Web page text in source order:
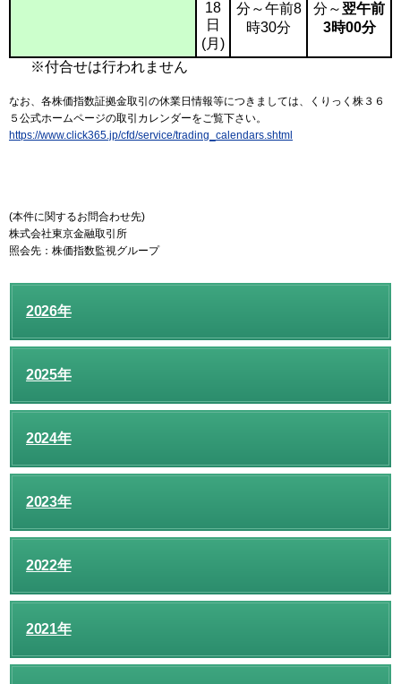
18
日
(月)
分～午前8
時30分
分～翌午前
3時00分
※付合せは行われません
なお、各株価指数証拠金取引の休業日情報等につきましては、くりっく株３６
５公式ホームページの取引カレンダーをご覧下さい。
https://www.click365.jp/cfd/service/trading_calendars.shtml
(本件に関するお問合わせ先)
株式会社東京金融取引所
照会先：株価指数監視グループ
2026年
2025年
2024年
2023年
2022年
2021年